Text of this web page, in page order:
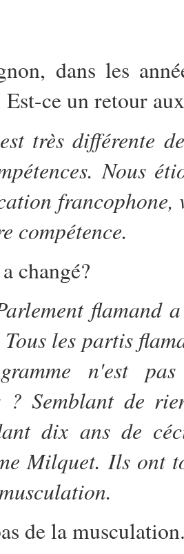
dans les
ce un retour
très différente
Nous
compétence.
changé?
flamand
Tous les partis
n'est
? Semblant de
dix ans de
Milquet. Ils ont
de la